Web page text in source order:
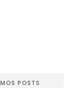
POSTS